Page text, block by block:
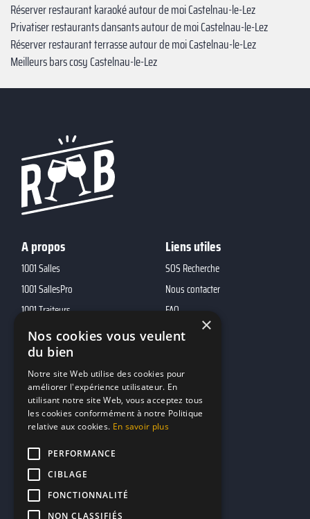
Réserver restaurant karaoké autour de moi Castelnau-le-Lez
Privatiser restaurants dansants autour de moi Castelnau-le-Lez
Réserver restaurant terrasse autour de moi Castelnau-le-Lez
Meilleurs bars cosy Castelnau-le-Lez
A propos
1001 Salles
1001 SallesPro
1001 Traiteurs
1001 DJ
10h01
MP2
Liens utiles
SOS Recherche
Nous contacter
FAQ
Contacts
marketing@reserverunbar.fr
11 rue Maurice Grandcoing
94200 Ivry-sur-Seine
×
Nos cookies vous veulent
du bien
Notre site Web utilise des cookies pour
améliorer l'expérience utilisateur. En
utilisant notre site Web, vous acceptez tous
les cookies conformément à notre Politique
relative aux cookies. En savoir plus
PERFORMANCE
CIBLAGE
FONCTIONNALITÉ
NON CLASSIFIÉS